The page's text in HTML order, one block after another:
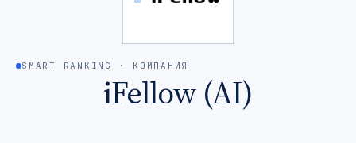
SMART RANKING · КОМПАНИЯ
iFellow (AI)